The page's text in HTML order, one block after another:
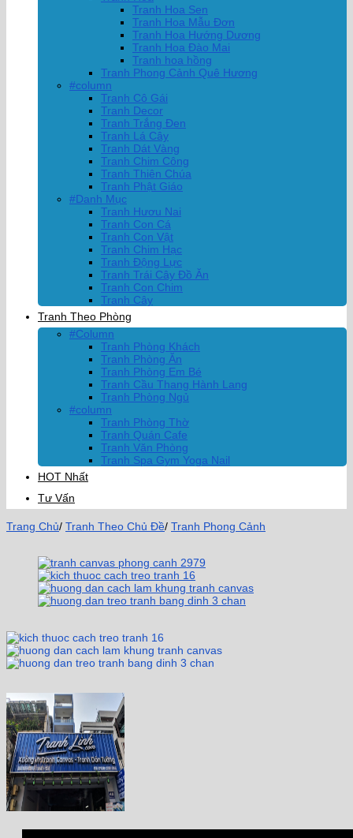
Tranh Hoa Sen
Tranh Hoa Mẫu Đơn
Tranh Hoa Hướng Dương
Tranh Hoa Đào Mai
Tranh hoa hồng
Tranh Phong Cảnh Quê Hương
#column
Tranh Cô Gái
Tranh Decor
Tranh Trắng Đen
Tranh Lá Cây
Tranh Dát Vàng
Tranh Chim Công
Tranh Thiên Chúa
Tranh Phật Giáo
#Danh Mục
Tranh Hươu Nai
Tranh Con Cá
Tranh Con Vật
Tranh Chim Hạc
Tranh Động Lực
Tranh Trái Cây Đồ Ăn
Tranh Con Chim
Tranh Cây
Tranh Theo Phòng
#Column
Tranh Phòng Khách
Tranh Phòng Ăn
Tranh Phòng Em Bé
Tranh Cầu Thang Hành Lang
Tranh Phòng Ngủ
#column
Tranh Phòng Thờ
Tranh Quán Cafe
Tranh Văn Phòng
Tranh Spa Gym Yoga Nail
HOT Nhất
Tư Vấn
Trang Chủ/ Tranh Theo Chủ Đề/ Tranh Phong Cảnh